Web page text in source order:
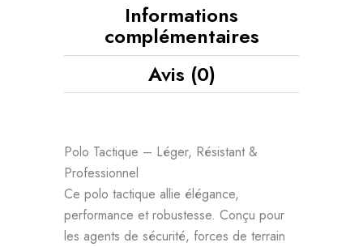
Informations
complémentaires
Avis (0)
Polo Tactique – Léger, Résistant &
Professionnel
Ce polo tactique allie élégance,
performance et robustesse. Conçu pour
les agents de sécurité, forces de terrain